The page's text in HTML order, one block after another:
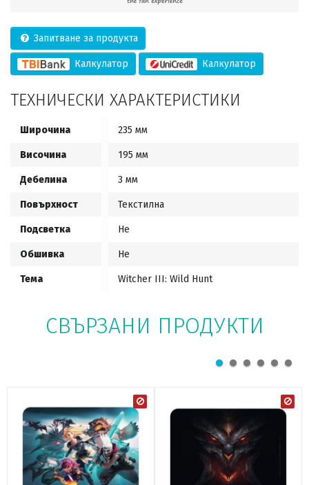
Запитване за продукта
Калкулатор Калкулатор
ТЕХНИЧЕСКИ ХАРАКТЕРИСТИКИ
Широчина 235 мм
Височина 195 мм
Дебелина 3 мм
Повърхност Текстилна
Подсветка Не
Обшивка Не
Тема Witcher III: Wild Hunt
СВЪРЗАНИ ПРОДУКТИ